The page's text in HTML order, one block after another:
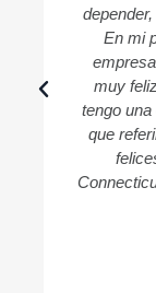
En mi
muy
tengo
que